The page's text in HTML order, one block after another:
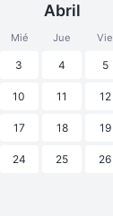
Abril
Mié Jue Vie
3 4 5
10 11 12
17 18 19
24 25 26